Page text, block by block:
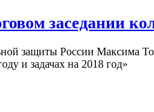
заседании
защиты России Максима
и задачах на 2018 год»